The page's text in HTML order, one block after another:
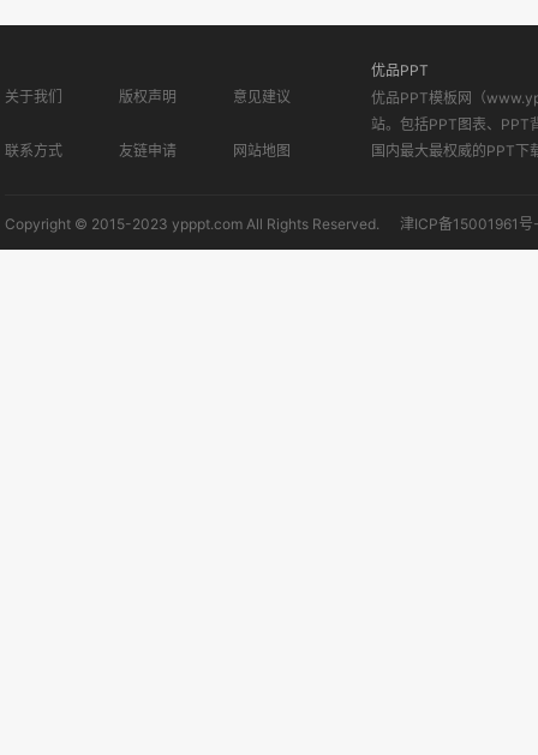
关于我们 版权声明 意见建议
联系方式 友链申请 网站地图
优品PPT
优品PPT模板网（
站。包括PPT图表、PPT
国内最大最权威的PPT下
Copyright © 2015-2023 ypppt.com All Rights Reserved. 津ICP备15001961号